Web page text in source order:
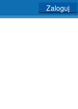
Zaloguj